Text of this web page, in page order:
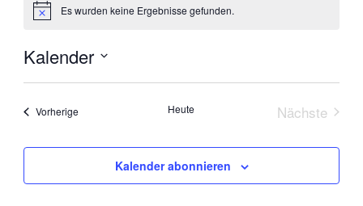
HinweisEs wurden keine Ergebnisse gefunden.
Kalender
VorherigeVeranstaltungen Heute
Nächste
Kalender abonnieren